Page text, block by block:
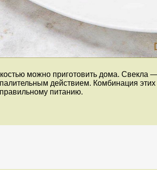
можно приготовить дома. Свекла
действием. Комбинация этих
питанию.